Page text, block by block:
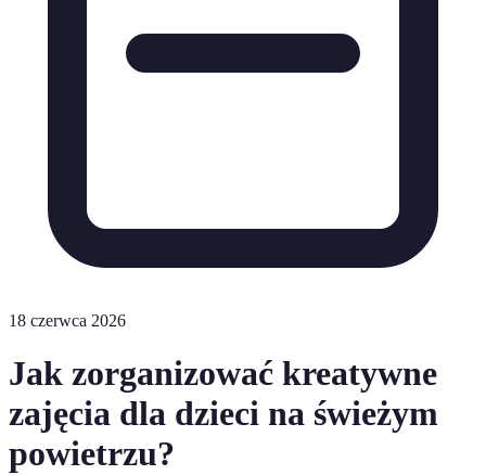
18 czerwca 2026
Jak zorganizować kreatywne
zajęcia dla dzieci na świeżym
powietrzu?